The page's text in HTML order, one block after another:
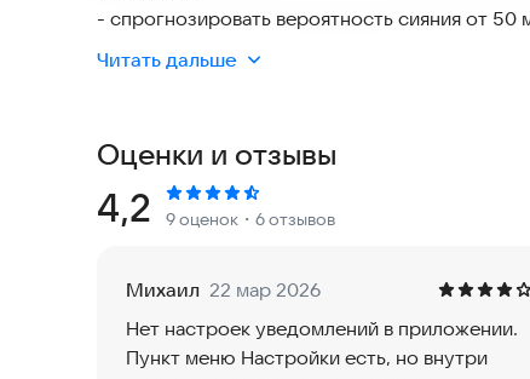
- спрогнозировать вероятность сияния от 50
- получать уведомления SWPC NOAA о
- просматривать графики параметров
Читать дальше
Оценки и отзывы
Рейтинг:
4,2 9 оценок ・6 отзывов
Михаил 22 мар 2026
Нет настроек уведомлений в приложении.
Пункт меню Настройки есть, но внутри